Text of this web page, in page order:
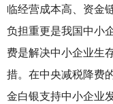
临经营成本高、资金
负担重更是我国中小
费是解决中小企业生
措。在中央减税降费
金白银支持中小企业